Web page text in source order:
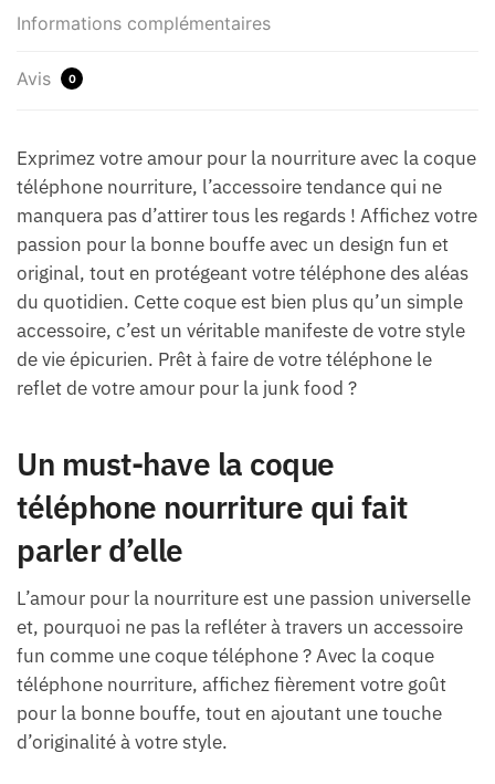
Informations complémentaires
Avis 0
Exprimez votre amour pour la nourriture avec la coque
téléphone nourriture, l’accessoire tendance qui ne
manquera pas d’attirer tous les regards ! Affichez votre
passion pour la bonne bouffe avec un design fun et
original, tout en protégeant votre téléphone des aléas
du quotidien. Cette coque est bien plus qu’un simple
accessoire, c’est un véritable manifeste de votre style
de vie épicurien. Prêt à faire de votre téléphone le
reflet de votre amour pour la junk food ?
Un must-have la coque
téléphone nourriture qui fait
parler d’elle
L’amour pour la nourriture est une passion universelle
et, pourquoi ne pas la refléter à travers un accessoire
fun comme une coque téléphone ? Avec la coque
téléphone nourriture, affichez fièrement votre goût
pour la bonne bouffe, tout en ajoutant une touche
d’originalité à votre style.